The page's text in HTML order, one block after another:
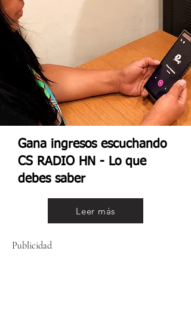
Gana ingresos escuchando
CS RADIO HN - Lo que
debes saber
Leer más
Publicidad